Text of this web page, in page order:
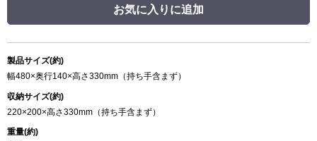
お気に入りに追加
製品サイズ(約)
幅480×奥行140×高さ330mm（持ち手含まず）
収納サイズ(約)
220×200×高さ330mm（持ち手含まず）
重量(約)